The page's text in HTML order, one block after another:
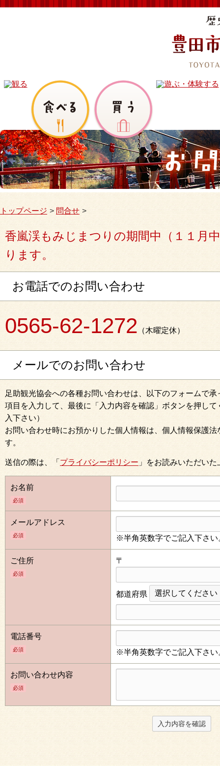
トップページ 問合せ
香嵐渓もみじまつりの期間中（１１月
ります。
お電話でのお問い合わせ
0565-62-1272 （木曜定休）
メールでのお問い合わせ
足助観光協会への各種お問い合わせは、以下のフォームで承
項目を入力して、最後に「入力内容を確認」ボタンを押し
入下さい）
お問い合わせ時にお預かりした個人情報は、個人情報保護
す。
送信の際は、「 プライバシーポリシー 」をお読みいただい
お名前
必須
メールアドレス
必須 ※半角英数字でご記入下さい
ご住所
必須
〒
都道府県
電話番号
必須 ※半角英数字でご記入下さい
お問い合わせ内容
必須